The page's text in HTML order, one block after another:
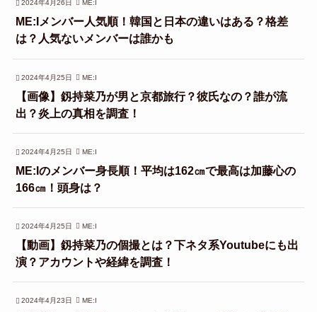
2024年4月26日 ME:I
ME:Iメンバー人気順！韓国と日本の違いはある？格差
は？人気ないメンバーは誰かも
2024年4月25日 ME:I
【画像】釼持菜乃が男と京都旅行？彼氏なの？誰が流
出？炎上の真相を調査！
2024年4月25日 ME:I
ME:Iのメンバー身長順！平均は162㎝で最高は加藤心の
166㎝！頭身は？
2024年4月25日 ME:I
【動画】釼持菜乃の個撮とは？下ネタ系Youtubeにも出
演？アカウントや経緯を調査！
2024年4月23日 ME:I